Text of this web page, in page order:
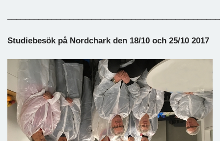
Studiebesök på Nordchark den 18/10 och 25/10 2017